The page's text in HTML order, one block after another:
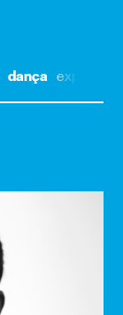
dança exposição